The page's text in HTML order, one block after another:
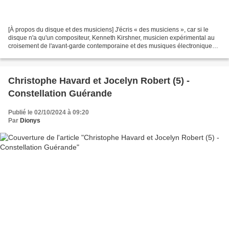
[À propos du disque et des musiciens] J'écris « des musiciens », car si le
disque n'a qu'un compositeur, Kenneth Kirshner, musicien expérimental au
croisement de l'avant-garde contemporaine et des musiques électroniques,
Christophe Havard et Jocelyn Robert (5) -
Constellation Guérande
Publié le 02/10/2024 à 09:20
Par Dionys